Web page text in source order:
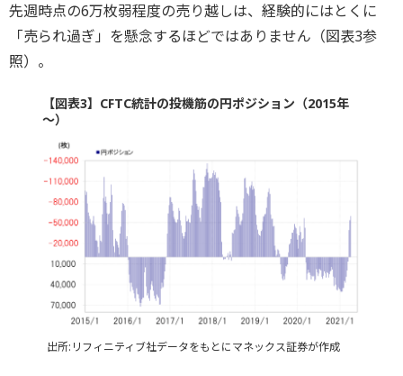
先週時点の6万枚弱程度の売り越しは、経験的にはとくに
「売られ過ぎ」を懸念するほどではありません（図表3参
照）。
【図表3】CFTC統計の投機筋の円ポジション（2015年
～）
出所:リフィニティブ社データをもとにマネックス証券が作成